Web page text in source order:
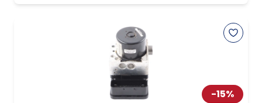
-15%